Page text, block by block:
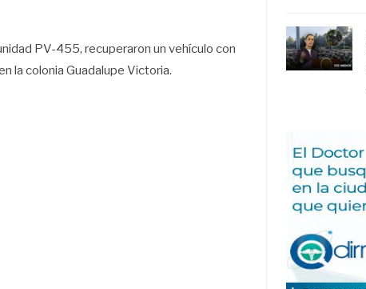
PV-455, recuperaron un vehículo con
la colonia Guadalupe Victoria.